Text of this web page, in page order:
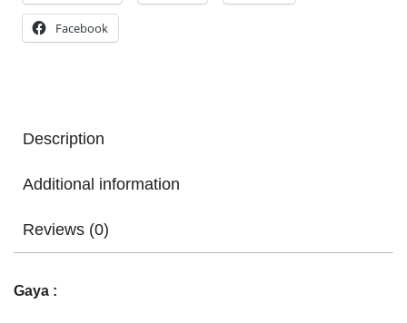
Facebook
Description
Additional information
Reviews (0)
Gaya :